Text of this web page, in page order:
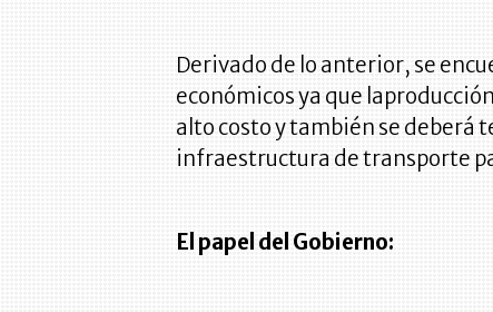
Derivado de lo anterior, se
económicos ya que
alto costo y también se deberá
infraestructura de transporte
El papel del Gobierno: